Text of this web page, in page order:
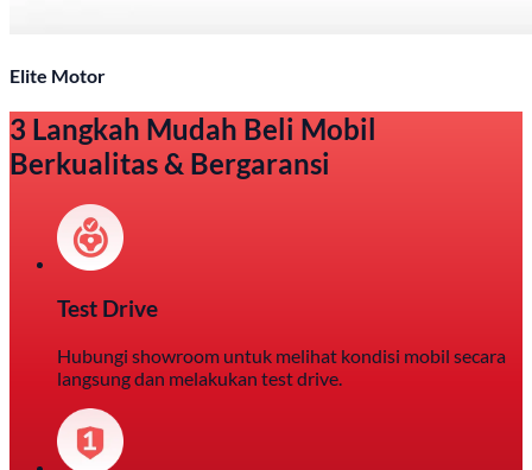
Elite Motor
3 Langkah Mudah Beli Mobil
Berkualitas & Bergaransi
Test Drive
Hubungi showroom untuk melihat kondisi mobil secara
langsung dan melakukan test drive.